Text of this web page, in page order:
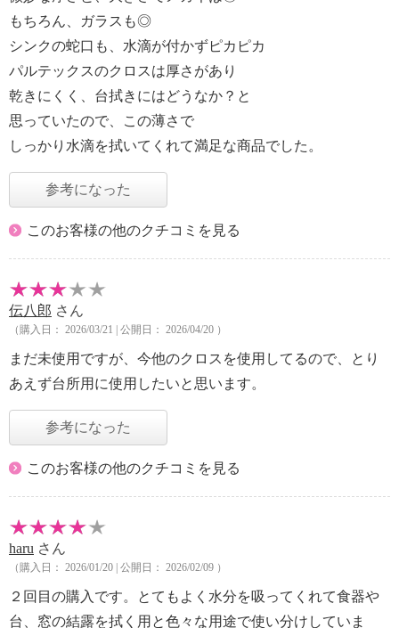
もちろん、ガラスも◎
シンクの蛇口も、水滴が付かずピカピカ
パルテックスのクロスは厚さがあり
乾きにくく、台拭きにはどうなか？と
思っていたので、この薄さで
しっかり水滴を拭いてくれて満足な商品でした。
参考になった
このお客様の他のクチコミを見る
伝八郎 さん
（購入日： 2026/03/21 | 公開日： 2026/04/20 ）
まだ未使用ですが、今他のクロスを使用してるので、とり
あえず台所用に使用したいと思います。
参考になった
このお客様の他のクチコミを見る
haru さん
（購入日： 2026/01/20 | 公開日： 2026/02/09 ）
２回目の購入です。とてもよく水分を吸ってくれて食器や
台、窓の結露を拭く用と色々な用途で使い分けしていま